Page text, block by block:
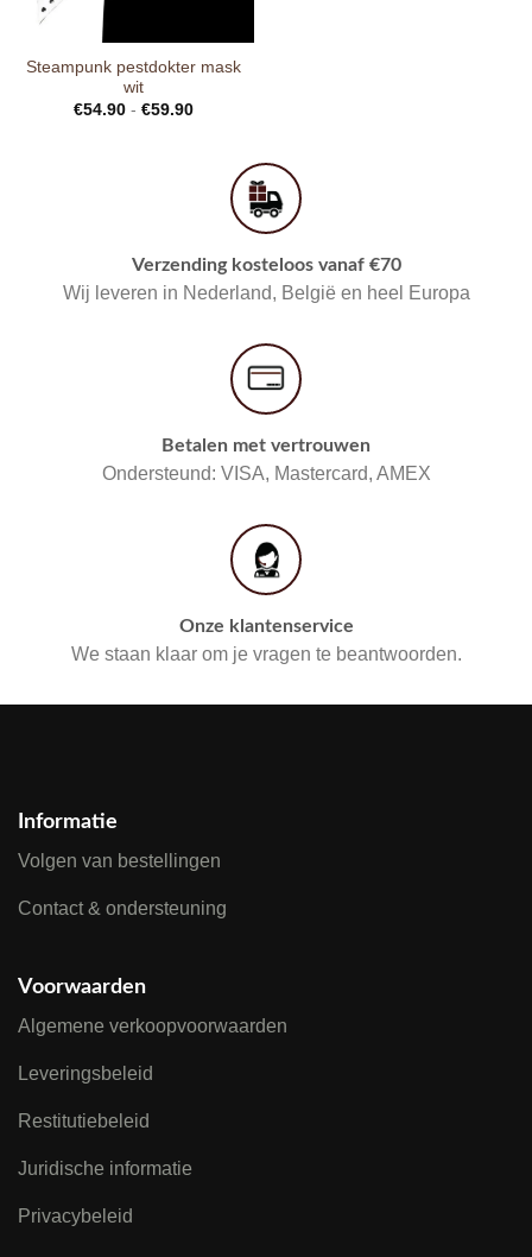
Steampunk pestdokter mask
wit
€54.90- €59.90
Verzending kosteloos vanaf €70
Wij leveren in Nederland, België en heel Europa
Betalen met vertrouwen
Ondersteund: VISA, Mastercard, AMEX
Onze klantenservice
We staan klaar om je vragen te beantwoorden.
Informatie
Volgen van bestellingen
Contact & ondersteuning
Voorwaarden
Algemene verkoopvoorwaarden
Leveringsbeleid
Restitutiebeleid
Juridische informatie
Privacybeleid